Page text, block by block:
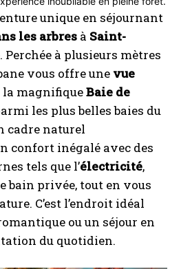
unique en séjournant
les arbres à Saint-
. Perchée à plusieurs mètres
vous offre une vue
la magnifiqueBaie de
les plus belles baies du
cadre naturel
confort inégalé avec des
tels que l’électricité,
bain privée, tout en vous
C’est l’endroit idéal
ou un séjour en
du quotidien.